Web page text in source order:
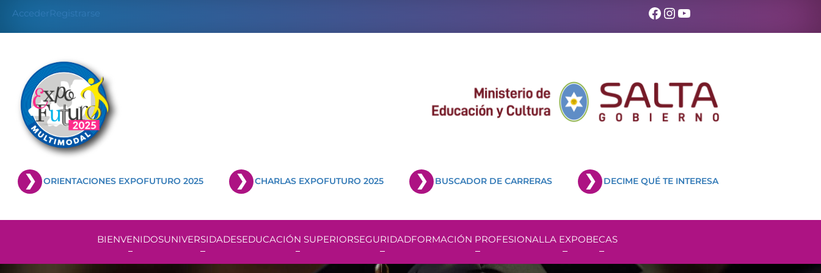
content
Acceder Registrarse Facebook
Instagram
YouTube
ORIENTACIONES EXPOFUTURO 2025 CHARLAS EXPOFUTURO 2025 BUSCADOR DE CARRERAS DECIME QUÉ TE INTERESA
BIENVENIDOSUNIVERSIDADESEDUCACIÓN SUPERIORSEGURIDADFORMACIÓN PROFESIONALLA EXPOBECAS